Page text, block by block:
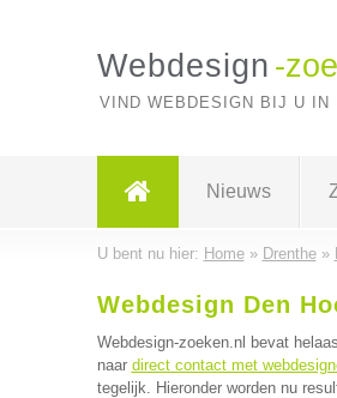
Webdesign -
VIND WEBDESIGN BIJ U IN
Nieuws
U bent nu hier: Home» Drenthe»
Webdesign Den
Webdesign-zoeken.nl bevat
naar direct contact met
tegelijk. Hieronder worden nu